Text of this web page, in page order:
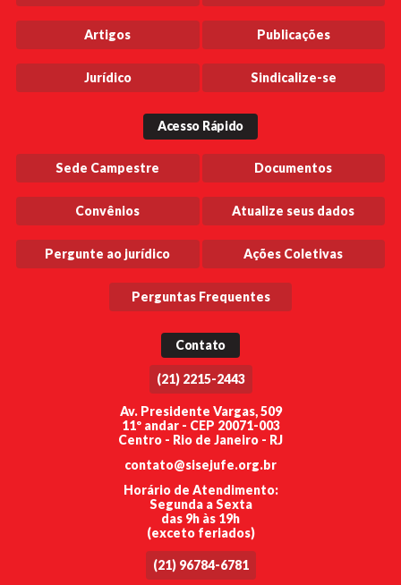
Artigos Publicações
Jurídico Sindicalize-se
Acesso Rápido
Sede Campestre Documentos
Convênios Atualize seus dados
Pergunte ao jurídico Ações Coletivas
Perguntas Frequentes
Contato
(21) 2215-2443
Av. Presidente Vargas, 509
11º andar - CEP 20071-003
Centro - Rio de Janeiro - RJ
contato@sisejufe.org.br
Horário de Atendimento:
Segunda a Sexta
das 9h às 19h
(exceto feriados)
(21) 96784-6781